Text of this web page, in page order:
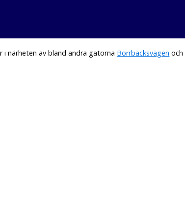
i närheten av bland andra gatorna Borrbäcksvägen och